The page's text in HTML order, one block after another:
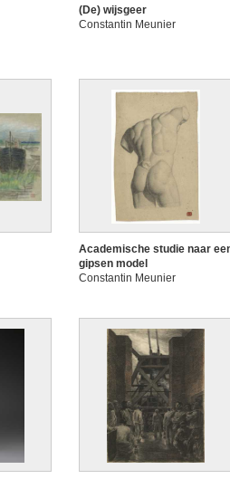
(De) wijsgeer
Constantin Meunier
Academische studie naar
gipsen model
Constantin Meunier